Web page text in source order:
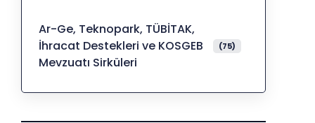
Ar-Ge, Teknopark, TÜBİTAK,
İhracat Destekleri ve KOSGEB
Mevzuatı Sirküleri
(75)